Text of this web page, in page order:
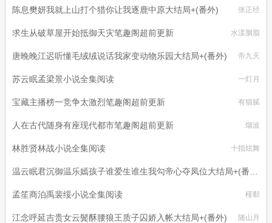
陈息樊妍我就上山打个猎你让我逐鹿中原大结局+(番外) 张正经
求生从破草屋开始抵御天灾笔趣阁超前更新 水漾胭脂
唐晚晚江迟听懂毛绒绒说话我家变动物乐园大结局+(番外) 帝九天
苏云眠孟梁景小说全集阅读 一灯月
宝藏主播榜一竞争太激烈笔趣阁超前更新 有猫腻
人在古代随身有座现代都市笔趣阁超前更新 烟波
林胜贤林战小说全集阅读 十指炫舞
温云眠君沉御温乐嫣孩子谁爱生谁生我勾帝心夺凤位大结局+(番
外) 爱吃石榴
孟笙商泊禹裴绥小说全集阅读 槿郗
江念呼延吉贵女云鬓酥腰狼王质子囚娇入帐大结局+(番外) 随山月